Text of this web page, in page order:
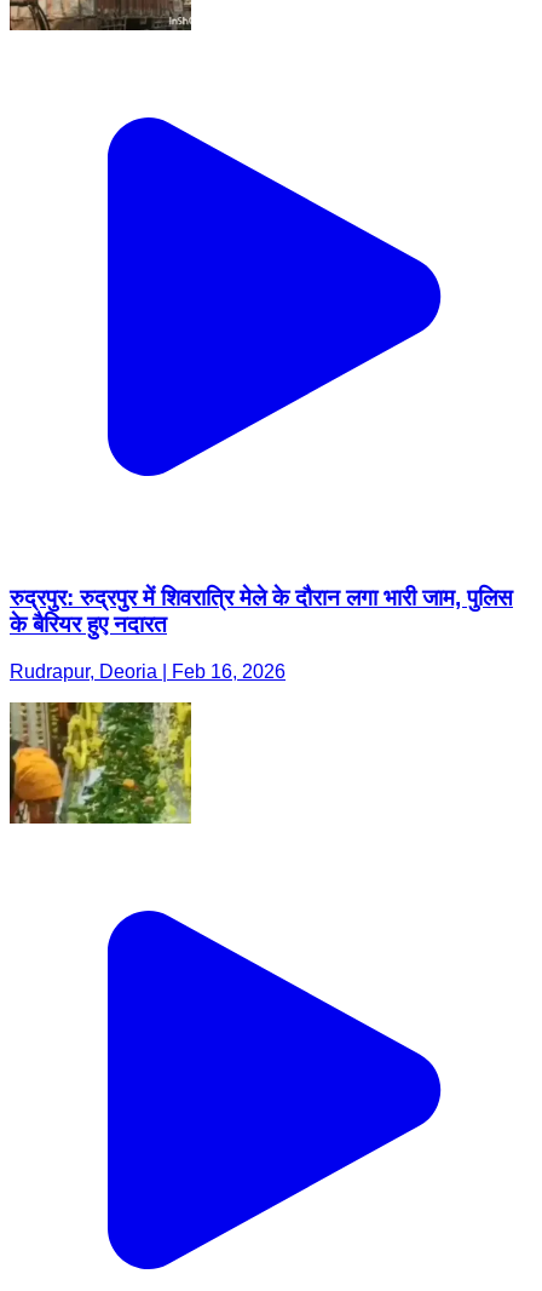
रुद्रपुर: रुद्रपुर में शिवरात्रि मेले के दौरान लगा भारी जाम, पुलिस
के बैरियर हुए नदारत
Rudrapur, Deoria | Feb 16, 2026